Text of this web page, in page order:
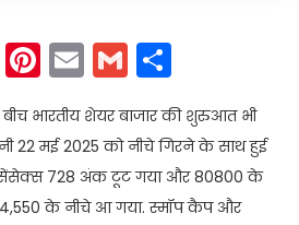
Telegram
Pinterest
EmailGmail
बीच भारतीय शेयर बाजार की शुरुआत भी
22 मई 2025 को नीचे गिरने के साथ हुई
सेंसेक्स 728 अंक टूट गया और 80800 के
के नीचे आ गया. स्मॉप कैप और